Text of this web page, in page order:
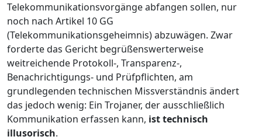
Telekommunikationsvorgänge abfangen sollen, nur
noch nach Artikel 10 GG
(Telekommunikationsgeheimnis) abzuwägen. Zwar
forderte das Gericht begrüßenswerterweise
weitreichende Protokoll-, Transparenz-,
Benachrichtigungs- und Prüfpflichten, am
grundlegenden technischen Missverständnis ändert
das jedoch wenig: Ein Trojaner, der ausschließlich
Kommunikation erfassen kann, ist technisch
illusorisch.